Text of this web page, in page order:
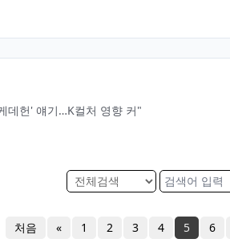
데헌' 얘기…K컬처 영향 커"
처음 « 1 2 3 4 5 6